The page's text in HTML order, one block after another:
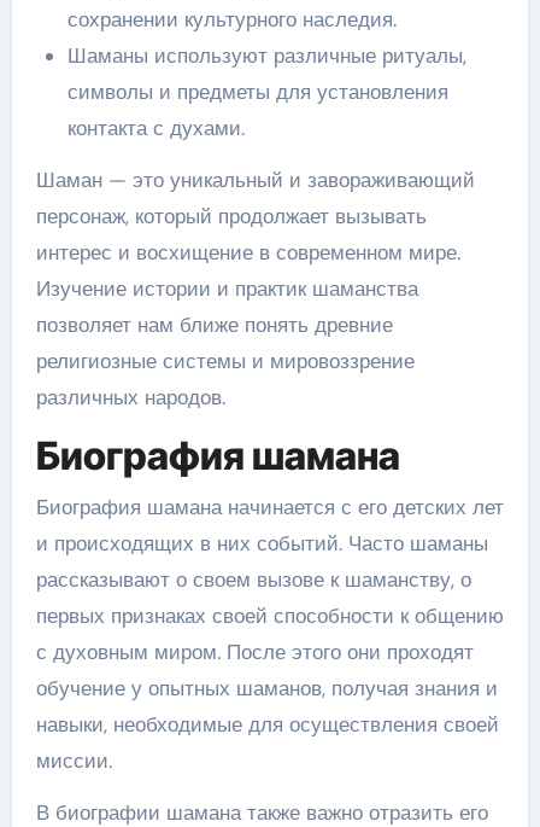
сохранении культурного наследия.
Шаманы используют различные ритуалы,
символы и предметы для установления
контакта с духами.
Шаман — это уникальный и завораживающий
персонаж, который продолжает вызывать
интерес и восхищение в современном мире.
Изучение истории и практик шаманства
позволяет нам ближе понять древние
религиозные системы и мировоззрение
различных народов.
Биография шамана
Биография шамана начинается с его детских лет
и происходящих в них событий. Часто шаманы
рассказывают о своем вызове к шаманству, о
первых признаках своей способности к общению
с духовным миром. После этого они проходят
обучение у опытных шаманов, получая знания и
навыки, необходимые для осуществления своей
миссии.
В биографии шамана также важно отразить его